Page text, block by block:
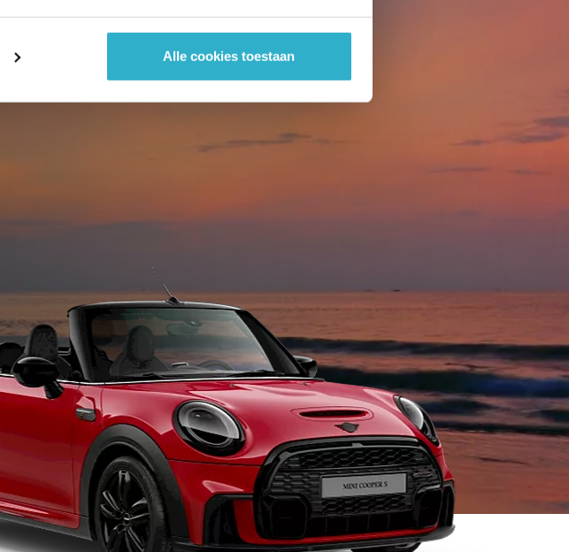
Alle cookies toestaan